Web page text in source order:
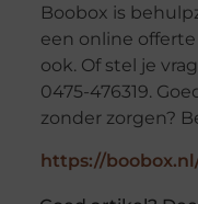
Boobox is
een online
ook. Of stel je
0475-476319.
zonder zorgen?
https://